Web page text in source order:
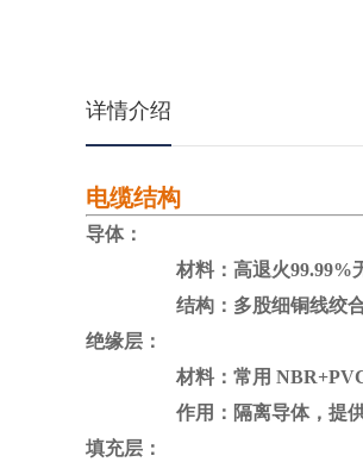
详情介绍
电缆结构
导体：
材料：高退火99.99%无
结构：多股细铜线绞合（通
绝缘层：
材料：常用 NBR+PVC、
作用：隔离导体，提供优
填充层：